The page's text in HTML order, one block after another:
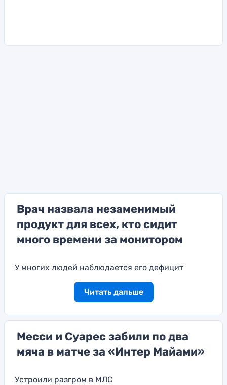
Врач назвала незаменимый
продукт для всех, кто сидит
много времени за монитором
У многих людей наблюдается его дефицит
Читать дальше
Месси и Суарес забили по два
мяча в матче за «Интер Майами»
Устроили разгром в МЛС